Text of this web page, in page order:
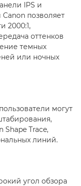
IPS и
позволяет
2000:1,
оттенков
темных
или ночных
могут
Trace,
линий.
угол обзора